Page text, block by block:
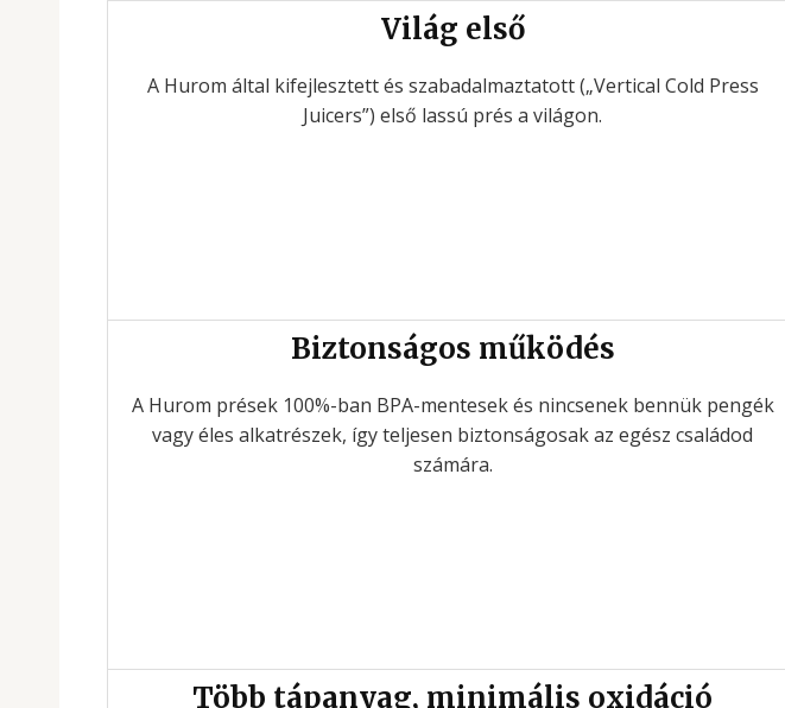
Világ első
A Hurom által kifejlesztett és szabadalmaztatott („Vertical Cold Press
Juicers”) első lassú prés a világon.
Biztonságos működés
A Hurom prések 100%-ban BPA-mentesek és nincsenek bennük pengék
vagy éles alkatrészek, így teljesen biztonságosak az egész családod
számára.
Több tápanyag, minimális oxidáció